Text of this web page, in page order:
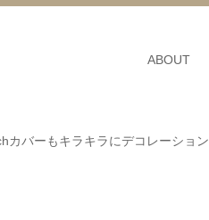
ABOUT
カバーもキラキラにデコレーション